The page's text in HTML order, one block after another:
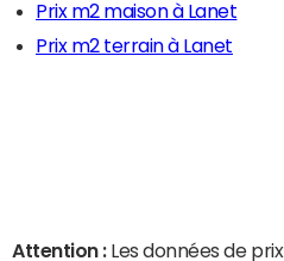
Prix m2 maison à Lanet
Prix m2 terrain à Lanet
Attention : Les données de